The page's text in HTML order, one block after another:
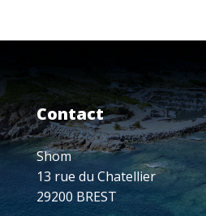
Contact
Shom
13 rue du Chatellier
29200 BREST